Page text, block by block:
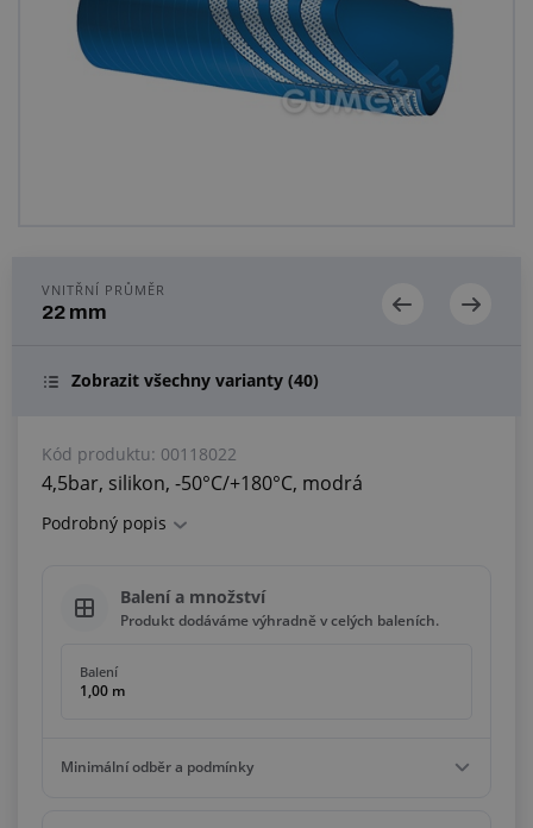
Další pryžové a plastové výrobky
Centrum poptávek
VNITŘNÍ PRŮMĚR
22 mm
Zobrazit všechny varianty (40)
Kód produktu: 00118022
4,5bar, silikon, -50°C/+180°C, modrá
Podrobný popis
Balení a množství
Produkt dodáváme výhradně v celých baleních.
Balení
1,00 m
Minimální odběr a podmínky